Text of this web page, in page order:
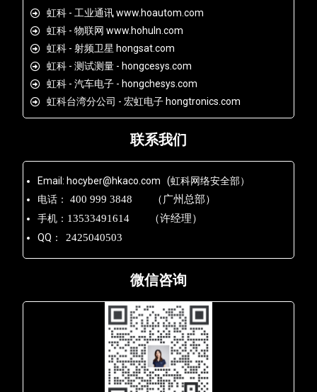
虹科 - 工业通讯 www.hoautom.com
虹科 - 物联网 www.hohuln.com
虹科 - 射频卫星 hongsat.com
虹科 - 测试测量 - hongcesys.com
虹科 - 汽车电子 - hongchesys.com
虹科台湾分公司 - 宏虹电子 hongtronics.com
联系我们
Email: hocyber@hkaco.com (虹科网络安全部）
电话：
400 999 3848 （广州总部）
手机： 13533491614 （许经理）
QQ： 2425040503
微信咨询